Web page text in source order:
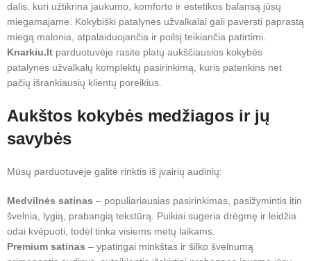
dalis, kuri užtikrina jaukumo, komforto ir estetikos balansą jūsų
miegamajame. Kokybiški patalynės užvalkalai gali paversti paprastą
miegą malonia, atpalaiduojančia ir poilsį teikiančia patirtimi.
Knarkiu.lt parduotuvėje rasite platų aukščiausios kokybės
patalynės užvalkalų komplektų pasirinkimą, kuris patenkins net
pačių išrankiausių klientų poreikius.
Aukštos kokybės medžiagos ir jų
savybės
Mūsų parduotuvėje galite rinktis iš įvairių audinių:
Medvilnės satinas – populiariausias pasirinkimas, pasižymintis itin
švelnia, lygią, prabangią tekstūrą. Puikiai sugeria drėgmę ir leidžia
odai kvėpuoti, todėl tinka visiems metų laikams.
Premium satinas – ypatingai minkštas ir šilko švelnumą